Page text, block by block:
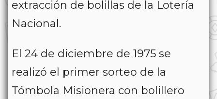
extracción de bolillas de la Lotería
Nacional.
El 24 de diciembre de 1975 se
realizó el primer sorteo de la
Tómbola Misionera con bolillero